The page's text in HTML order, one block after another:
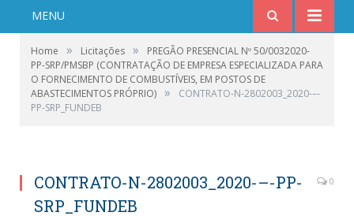
MENU
Home » Licitações »
PREGÃO PRESENCIAL Nº 50/0032020-
PP-SRP/PMSBP (CONTRATAÇÃO DE EMPRESA ESPECIALIZADA PARA
O FORNECIMENTO DE COMBUSTÍVEIS, EM POSTOS DE
ABASTECIMENTOS PRÓPRIO) »
CONTRATO-N-2802003_2020-–-
PP-SRP_FUNDEB
CONTRATO-N-2802003_2020-–-PP-
SRP_FUNDEB
0